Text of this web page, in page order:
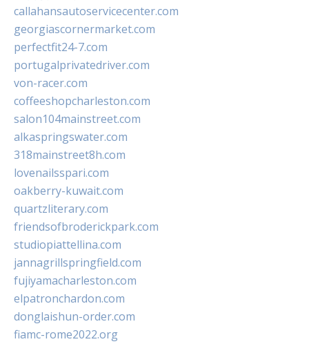
callahansautoservicecenter.com
georgiascornermarket.com
perfectfit24-7.com
portugalprivatedriver.com
von-racer.com
coffeeshopcharleston.com
salon104mainstreet.com
alkaspringswater.com
318mainstreet8h.com
lovenailsspari.com
oakberry-kuwait.com
quartzliterary.com
friendsofbroderickpark.com
studiopiattellina.com
jannagrillspringfield.com
fujiyamacharleston.com
elpatronchardon.com
donglaishun-order.com
fiamc-rome2022.org